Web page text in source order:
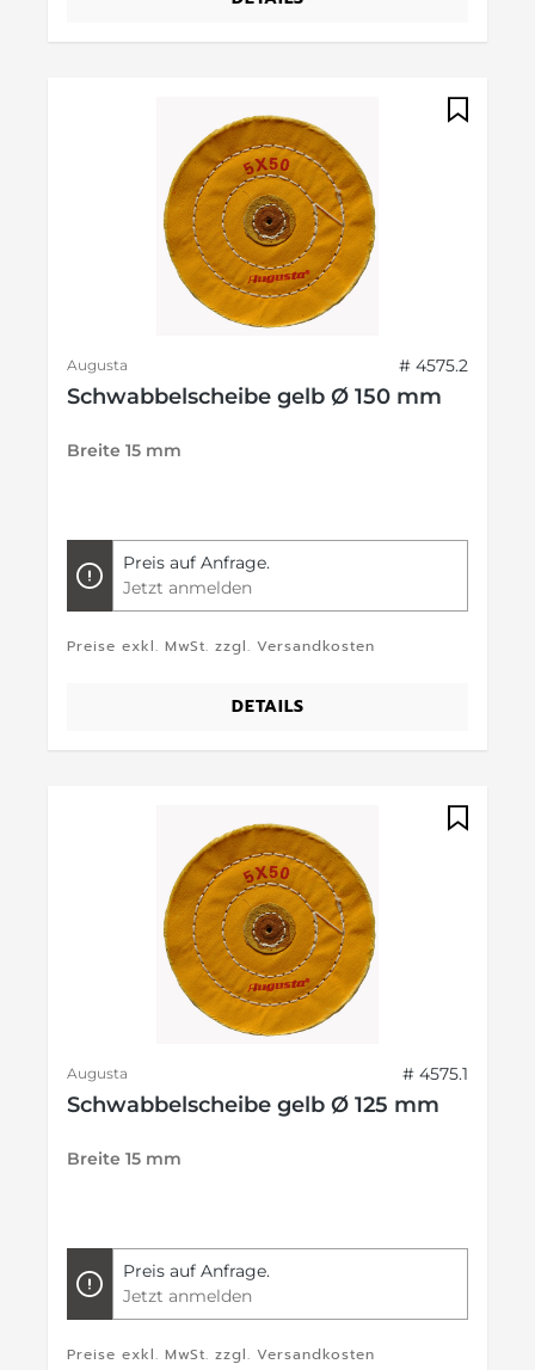
Augusta # 4575.2
Schwabbelscheibe gelb Ø 150 mm
Breite 15 mm
Preis auf Anfrage.
Jetzt anmelden
Preise exkl. MwSt. zzgl. Versandkosten
DETAILS
Augusta # 4575.1
Schwabbelscheibe gelb Ø 125 mm
Breite 15 mm
Preis auf Anfrage.
Jetzt anmelden
Preise exkl. MwSt. zzgl. Versandkosten